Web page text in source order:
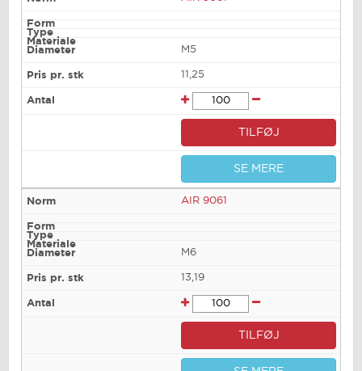
M5
11,25
TILFØJ
SE MERE
AIR 9061
M6
13,19
TILFØJ